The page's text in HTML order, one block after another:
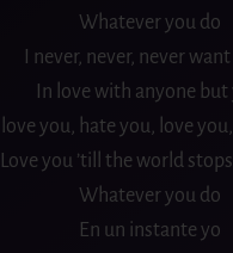
Whatever you do
I never, never, never
In love with anyone but
I love you, hate you, love
Love you ’till the world
Whatever you do
En un instante yo